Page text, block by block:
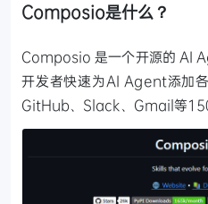
Composio是什么？
Composio 是一个开源的 AI
开发者快速为AI Agent添加
GitHub、Slack、Gmail等150